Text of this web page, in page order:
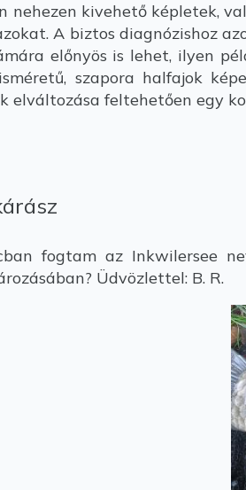
nehezen kivehető képletek,
A biztos diagnózishoz
előnyös is lehet, ilyen
szapora halfajok
elváltozása feltehetően egy
fogtam az Inkwilersee
Üdvözlettel: B. R.